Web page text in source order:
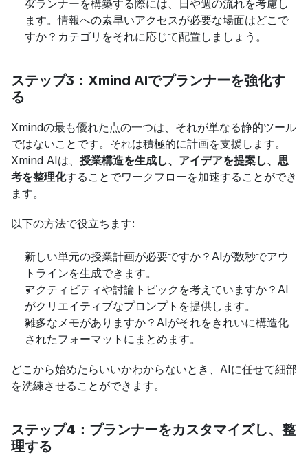
プランナーを構築する際には、日や週の流れを考慮し
ます。情報への素早いアクセスが必要な場面はどこで
すか？カテゴリをそれに応じて配置しましょう。
ステップ3：Xmind AIでプランナーを強化す
る
Xmindの最も優れた点の一つは、それが単なる静的ツール
ではないことです。それは積極的に計画を支援します。
Xmind AIは、 授業構造を生成し、アイデアを提案し、思
考を整理化することでワークフローを加速することができ
ます。
以下の方法で役立ちます:
新しい単元の授業計画が必要ですか？AIが数秒でアウ
トラインを生成できます。
アクティビティや討論トピックを考えていますか？AI
がクリエイティブなプロンプトを提供します。
雑多なメモがありますか？AIがそれをきれいに構造化
されたフォーマットにまとめます。
どこから始めたらいいかわからないとき、AIに任せて細部
を洗練させることができます。
ステップ4：プランナーをカスタマイズし、整
理する